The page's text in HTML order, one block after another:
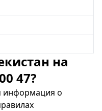
на
47?
информация о